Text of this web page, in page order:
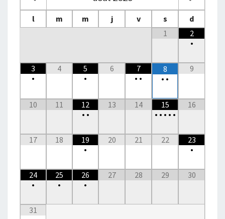
l m m j v s
d
1
2
•
3
•
4
5
•
6
7
• •
8
• •
9
10 11
12
• •
13 14
15
• • • • •
16
17 18
19
•
20 21 22
23
•
24
•
25
•
26
•
27 28 29 30
31